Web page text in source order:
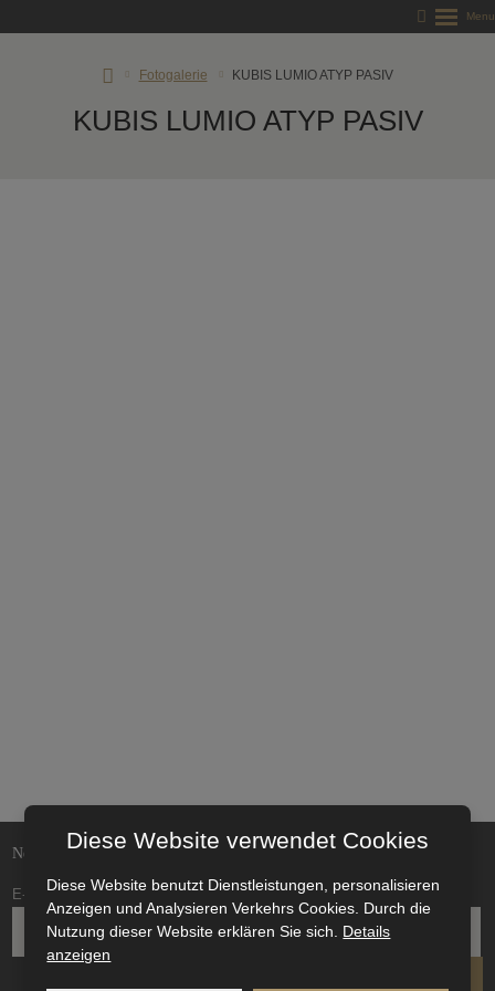
Fotogalerie KUBIS LUMIO ATYP PASIV
KUBIS LUMIO ATYP PASIV
Neuigkeiten und Veranstaltungen direkt in Ihr E-Mail-Postfach
E-mail *
Diese Website verwendet Cookies
Diese Website benutzt Dienstleistungen, personalisieren
Anzeigen und Analysieren Verkehrs Cookies. Durch die
Nutzung dieser Website erklären Sie sich. Details
anzeigen